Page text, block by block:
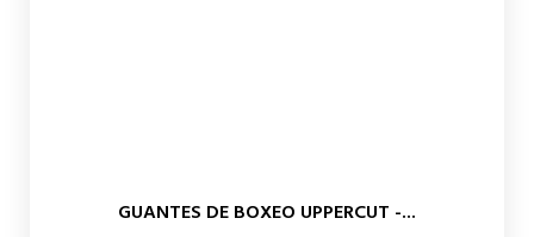
GUANTES DE BOXEO UPPERCUT -...